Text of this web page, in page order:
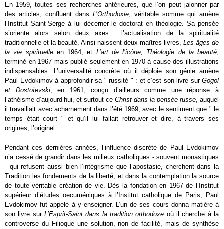
En 1959, toutes ses recherches antérieures, que l’on peut jalonner par
des articles, confluent dans L’Orthodoxie, véritable somme qui amène
l’Institut Saint-Serge à lui décerner le doctorat en théologie. Sa pensée
s’oriente alors selon deux axes : l’actualisation de la spiritualité
traditionnelle et la beauté. Ainsi naissent deux maîtres-livres, Les âges de
la vie spirituelleen 1964, et L’art de l’icône, Théologie de la beauté,
terminé en 1967 mais publié seulement en 1970 à cause des illustrations
indispensables. L’universalité concrète où il déploie son génie amène
Paul Evdokimov à approfondir sa " russité " : et c’est son livre sur Gogol
et Dostoïevski, en 1961, conçu d’ailleurs comme une réponse à
l’athéisme d’aujourd’hui, et surtout ce Christ dans la pensée russe, auquel
il travaillait avec acharnement dans l’été 1969, avec le sentiment que " le
temps était court " et qu’il lui fallait retrouver et dire, à travers ses
origines, l’originel.
Pendant ces dernières années, l’influence discrète de Paul Evdokimov
n’a cessé de grandir dans les milieux catholiques - souvent monastiques
- qui refusent aussi bien l’intégrisme que l’apostasie, cherchent dans la
Tradition les fondements de la liberté, et dans la contemplation la source
de toute véritable création de vie. Dès la fondation en 1967 de l’Institut
supérieur d’études oecuméniques à l’Institut catholique de Paris, Paul
Evdokimov fut appelé à y enseigner. L’un de ses cours donna matière à
son livre sur L’Esprit-Saint dans la tradition orthodoxe où il cherche à la
controverse du Filioque une solution, non de facilité, mais de synthèse